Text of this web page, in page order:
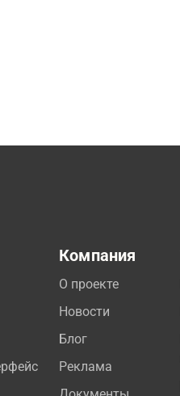
Компания
О проекте
Новости
Блог
Реклама